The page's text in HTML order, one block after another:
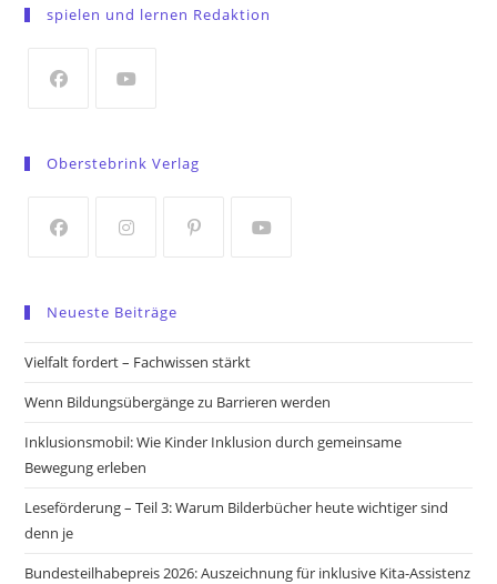
a
tab
spielen und lernen Redaktion
a
tab
tab
Oberstebrink Verlag
a
new
new
a
new
new
Neueste Beiträge
Vielfalt fordert – Fachwissen stärkt
Wenn Bildungsübergänge zu Barrieren werden
Inklusionsmobil: Wie Kinder Inklusion durch gemeinsame
Bewegung erleben
Leseförderung – Teil 3: Warum Bilderbücher heute wichtiger sind
denn je
Bundesteilhabepreis 2026: Auszeichnung für inklusive Kita-Assistenz